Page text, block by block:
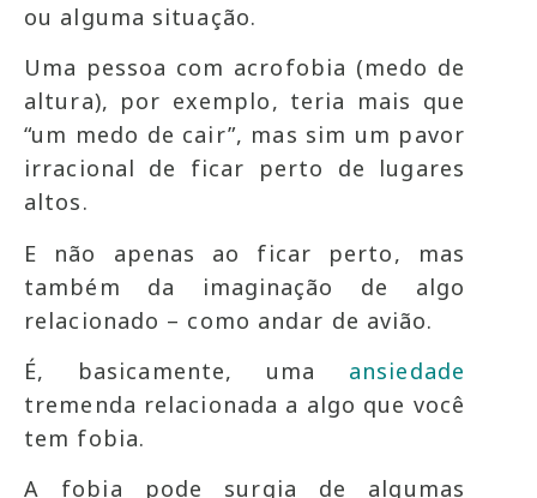
ou alguma situação.
Uma pessoa com acrofobia (medo de
altura), por exemplo, teria mais que
“um medo de cair”, mas sim um pavor
irracional de ficar perto de lugares
altos.
E não apenas ao ficar perto, mas
também da imaginação de algo
relacionado – como andar de avião.
É, basicamente, uma ansiedade
tremenda relacionada a algo que você
tem fobia.
A fobia pode surgia de algumas